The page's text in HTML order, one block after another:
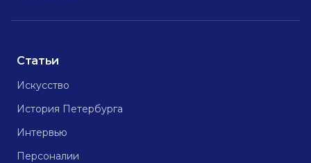
Статьи
Искусство
История Петербурга
Интервью
Персоналии